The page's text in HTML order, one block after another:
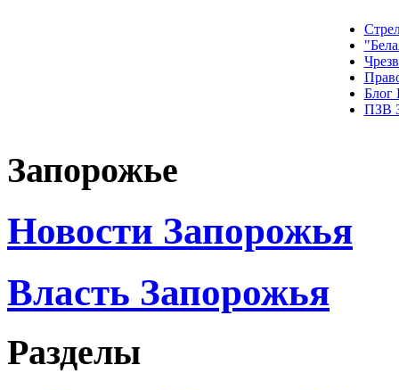
Блог
ПЗВ
Запорожье
Новости Запорожья
Власть Запорожья
Разделы